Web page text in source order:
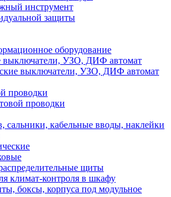
инструмент
защиты
оборудование
выключатели, УЗО, ДИФ автомат
выключатели, УЗО, ДИФ автомат
проводки
проводки
сальники, кабельные вводы, наклейки
щиты
климат-контроля в шкафу
боксы, корпуса под модульное